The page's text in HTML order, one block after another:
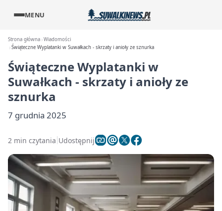
MENU
Strona główna Wiadomości
Świąteczne Wyplatanki w Suwałkach - skrzaty i anioły ze sznurka
Świąteczne Wyplatanki w
Suwałkach - skrzaty i anioły ze
sznurka
7 grudnia 2025
2 min czytania Udostępnij